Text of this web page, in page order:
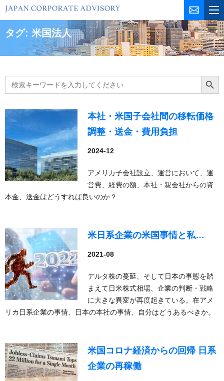
コ
ス
タグ: 米国法人
Search
for:
Search
本社・米国子会社間の移転価格
調整・送金・費用負担
2024-12
アメリカ子会社設立、運営において、運
営費、経費の額、本社・親会社からの資
本金、送金はどうすれば良いのか？
米日系企業の米国事情と私…
2021-08
デルタ株の蔓延、そして日本の事態を踏
まえて日米株式相場、企業の判断・戦略
に大きな異変が再度起きている。在アメ
リカ日系企業の事情、日本の本社の事情、自分はどうあるべきか。
米国コロナ経済からの回帰 日系
企業の再稼働